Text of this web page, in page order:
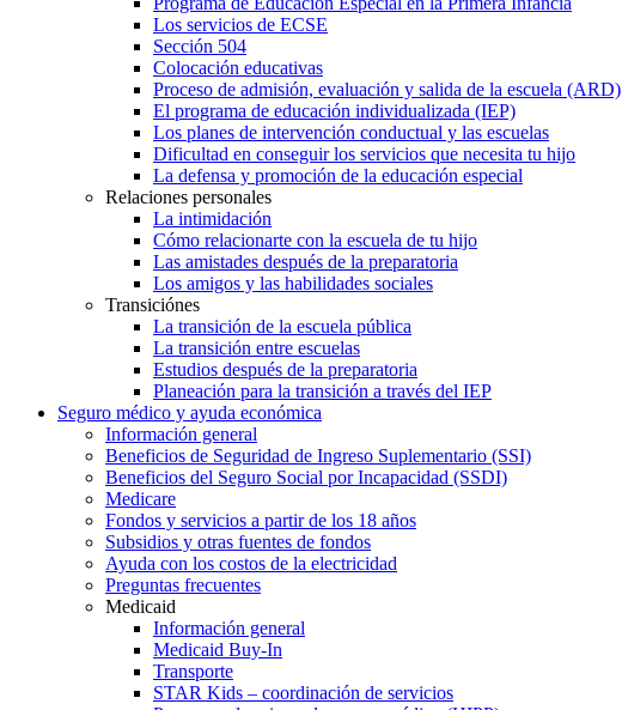
Los servicios de ECSE
Sección 504
Colocación educativas
Proceso de admisión, evaluación y salida de la escuela (ARD)
El programa de educación individualizada (IEP)
Los planes de intervención conductual y las escuelas
Dificultad en conseguir los servicios que necesita tu hijo
La defensa y promoción de la educación especial
Relaciones personales
La intimidación
Cómo relacionarte con la escuela de tu hijo
Las amistades después de la preparatoria
Los amigos y las habilidades sociales
Transiciónes
La transición de la escuela pública
La transición entre escuelas
Estudios después de la preparatoria
Planeación para la transición a través del IEP
Seguro médico y ayuda económica
Información general
Beneficios de Seguridad de Ingreso Suplementario (SSI)
Beneficios del Seguro Social por Incapacidad (SSDI)
Medicare
Fondos y servicios a partir de los 18 años
Subsidios y otras fuentes de fondos
Ayuda con los costos de la electricidad
Preguntas frecuentes
Medicaid
Información general
Medicaid Buy-In
Transporte
STAR Kids – coordinación de servicios